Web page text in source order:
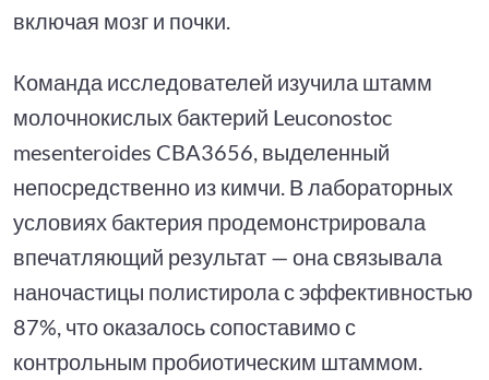
включая мозг и почки.
Команда исследователей изучила штамм
молочнокислых бактерий Leuconostoc
mesenteroides CBA3656, выделенный
непосредственно из кимчи. В лабораторных
условиях бактерия продемонстрировала
впечатляющий результат — она связывала
наночастицы полистирола с эффективностью
87%, что оказалось сопоставимо с
контрольным пробиотическим штаммом.